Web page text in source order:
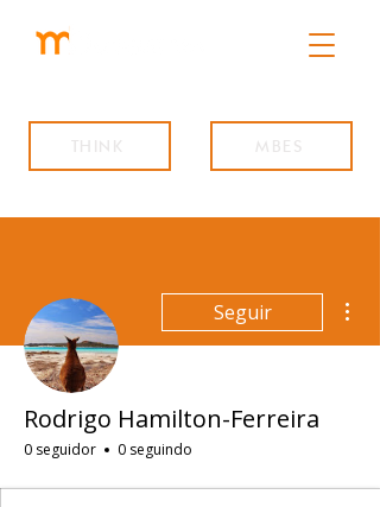
MBES
THINK
Seguir
Rodrigo Hamilton-Ferreira
0 seguidor 0 seguindo